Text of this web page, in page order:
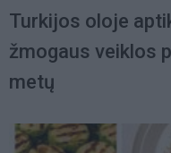
Turkijos oloje
žmogaus veiklos
metų